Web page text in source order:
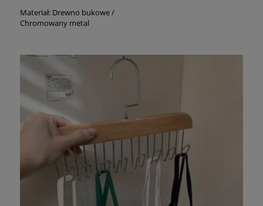
Materiał: Drewno bukowe /
Chromowany metal